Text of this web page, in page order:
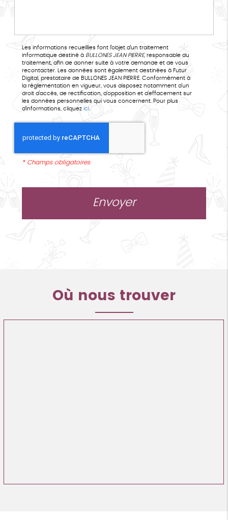
Les informations recueillies font l’objet d’un traitement
informatique destiné à
BULLONES JEAN PIERRE, responsable du
traitement, afin de donner suite à votre demande et de vous
recontacter. Les données sont également destinées à Futur
Digital, prestataire de BULLONES JEAN PIERRE. Conformément à
la réglementation en vigueur, vous disposez notamment d'un
droit d'accès, de rectification, d'opposition et d'effacement sur
les données personnelles qui vous concernent. Pour plus
d’informations, cliquez ici.
* Champs obligatoires
Où nous trouver